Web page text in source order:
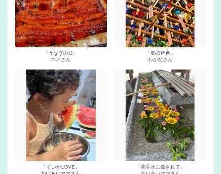
「うなぎの日」
ユノさん
「夏の音色」
わかなさん
「すいかLOVE」
「花手水に癒されて」